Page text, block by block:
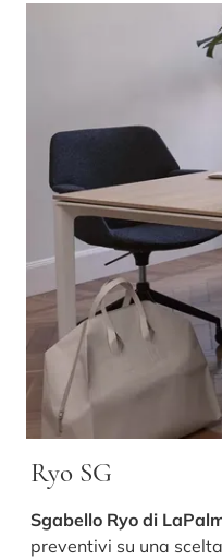
Ryo SG
Sgabello Ryo di
preventivi su una